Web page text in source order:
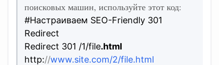
поисковых машин, используйте этот код:
#Настраиваем SEO-Friendly 301
Redirect
Redirect 301 /1/file.html
http://www.site.com/2/file.html